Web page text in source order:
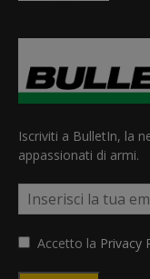
Iscriviti a BulletIn, la
appassionati di armi.
Accetto la Privacy